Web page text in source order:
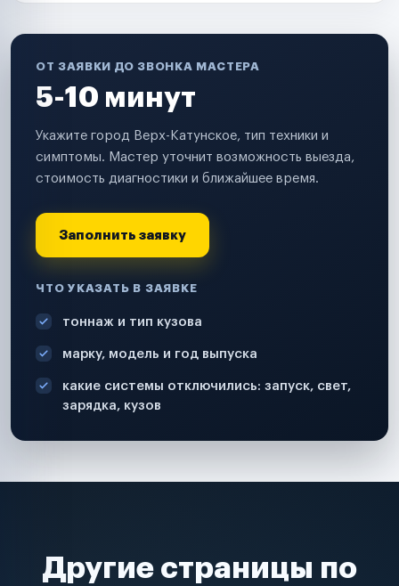
ОТ ЗАЯВКИ ДО ЗВОНКА МАСТЕРА
5-10 минут
Укажите город Верх-Катунское, тип техники и
симптомы. Мастер уточнит возможность выезда,
стоимость диагностики и ближайшее время.
Заполнить заявку
ЧТО УКАЗАТЬ В ЗАЯВКЕ
тоннаж и тип кузова
марку, модель и год выпуска
какие системы отключились: запуск, свет,
зарядка, кузов
Другие страницы по